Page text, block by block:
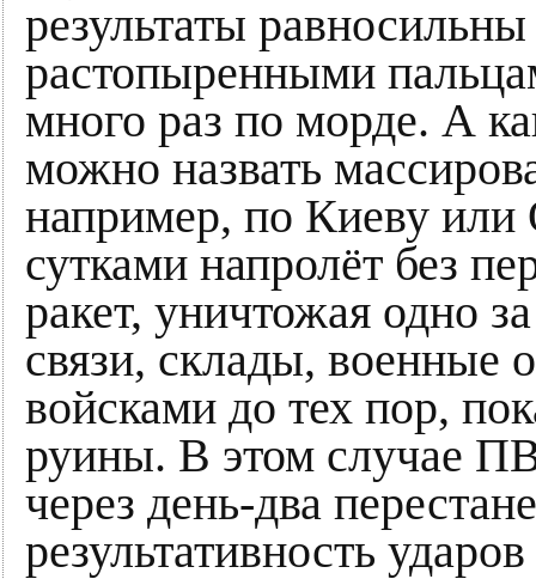
результаты
растопыренными
много раз по морде. А
можно назвать
например, по Киеву или
сутками напролёт без
ракет, уничтожая одно
связи, склады, военные
войсками до тех пор,
руины. В этом случае
через день-два
результативность